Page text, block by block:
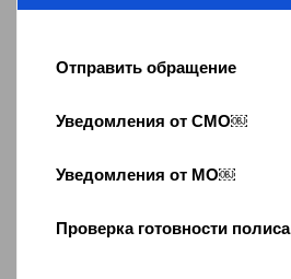
Отправить обращение
Уведомления от СМО￼
Уведомления от МО￼
Проверка готовности полиса